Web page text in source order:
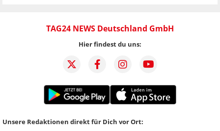
TAG24 NEWS Deutschland GmbH
Hier findest du uns:
Unsere Redaktionen direkt für Dich vor Ort: